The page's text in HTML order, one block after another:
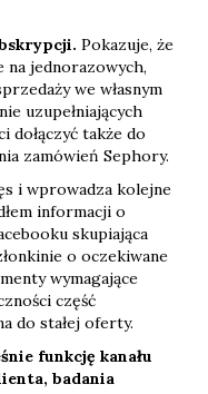
Pokazuje, że
na jednorazowych,
we własnym
uzupełniających
dołączyć także do
zamówień Sephory.
i wprowadza kolejne
informacji o
skupiająca
o oczekiwane
wymagające
część
do stałej oferty.
funkcję kanału
badania